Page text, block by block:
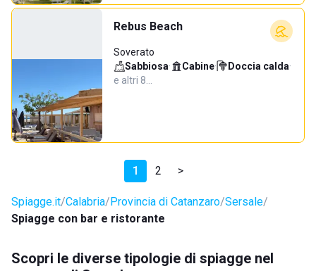
Rebus Beach
Soverato
Sabbiosa· Cabine· Doccia calda·
e altri 8…
1 2 >
Spiagge.it Calabria Provincia di Catanzaro Sersale
Spiagge con bar e ristorante
Scopri le diverse tipologie di spiagge nel